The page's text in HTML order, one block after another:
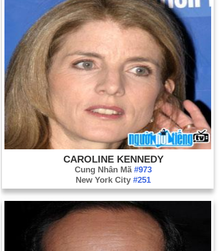
CAROLINE KENNEDY
Cung Nhân Mã #973
New York City #251